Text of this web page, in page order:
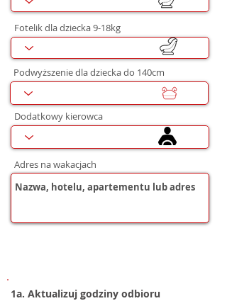
Fotelik dla dziecka 9-18kg
Podwyższenie dla dziecka do 140cm
Dodatkowy kierowca
Adres na wakacjach
1a. Aktualizuj godziny odbioru